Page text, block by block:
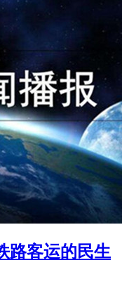
路客运的民生